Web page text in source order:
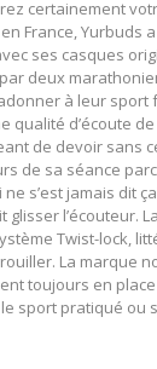
certainement
France, Yurbuds
ses casques
deux
à leur
qualité d’écoute
de devoir sans
de sa séance
s’est jamais dit
l’écouteur.
Twist-lock,
La marque
toujours en
sport pratiqué ou